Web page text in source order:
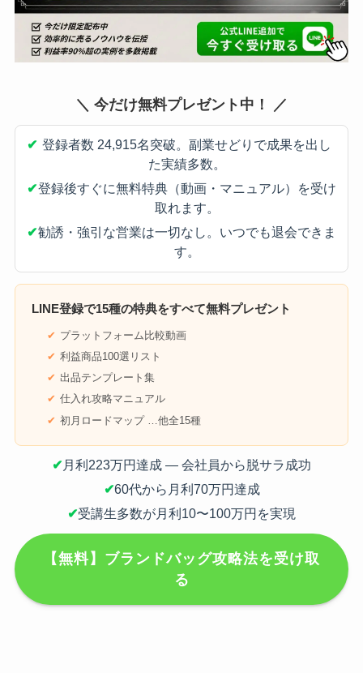
＼ 今だけ無料プレゼント中！ ／
✔ 登録者数 24,915名突破。副業せどりで成果を出し
た実績多数。
✔登録後すぐに無料特典（動画・マニュアル）を受け
取れます。
✔勧誘・強引な営業は一切なし。いつでも退会できま
す。
LINE登録で15種の特典をすべて無料プレゼント
プラットフォーム比較動画
利益商品100選リスト
出品テンプレート集
仕入れ攻略マニュアル
初月ロードマップ …他全15種
✔ 月利223万円達成 — 会社員から脱サラ成功
✔60代から月利70万円達成
✔受講生多数が月利10〜100万円を実現
【無料】ブランドバッグ攻略法を受け取
る